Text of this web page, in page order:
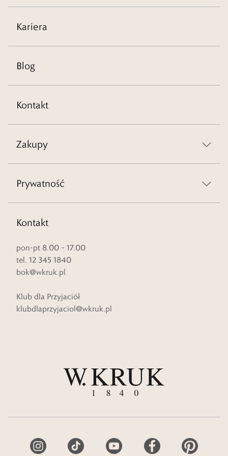
Kariera
Blog
Kontakt
Zakupy
Prywatność
Kontakt
pon-pt 8.00 – 17.00
tel. 12 345 1840
bok@wkruk.pl
Klub dla Przyjaciół
klubdlaprzyjaciol@wkruk.pl